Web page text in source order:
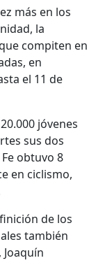
más en los
la
compiten en
en
el 11 de
jóvenes
sus dos
obtuvo 8
en ciclismo,
de los
también